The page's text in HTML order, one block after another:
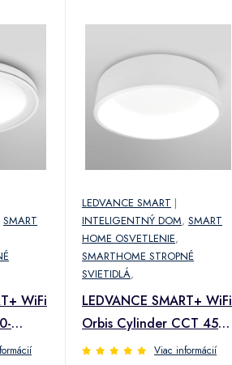
SMART
WiFi
LEDVANCE SMART |
INTELIGENTNÝ DOM, SMART
HOME OSVETLENIE,
SMARTHOME STROPNÉ
SVIETIDLÁ,
LEDVANCE SMART+ WiFi
Orbis Cylinder CCT 45cm
biela
Viac informácií